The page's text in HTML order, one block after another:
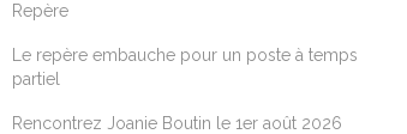
Repère
Le repère embauche pour un poste à temps
partiel
Rencontrez Joanie Boutin le 1er août 2026